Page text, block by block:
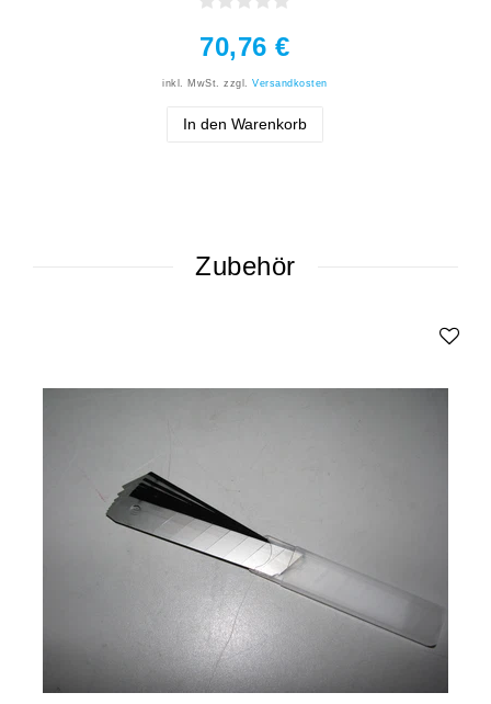
70,76 €
inkl. MwSt. zzgl.Versandkosten
In den Warenkorb
Zubehör